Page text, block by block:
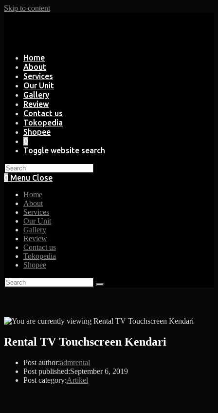
Skip to content
Home
About
Services
Our Unit
Gallery
Review
Contact us
Tokopedia
Shopee
0
Toggle website search
0 Menu Close
Home
About
Services
Our Unit
Gallery
Review
Contact us
Tokopedia
Shopee
Rental TV Touchscreen Kendari
Post author:admrental
Post published:September 6, 2019
Post category:Artikel